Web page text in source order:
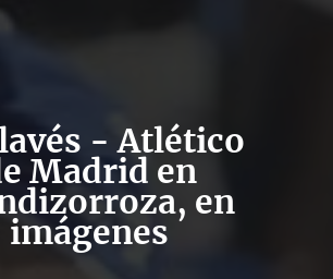
- Atlético
Madrid en
en
imágenes